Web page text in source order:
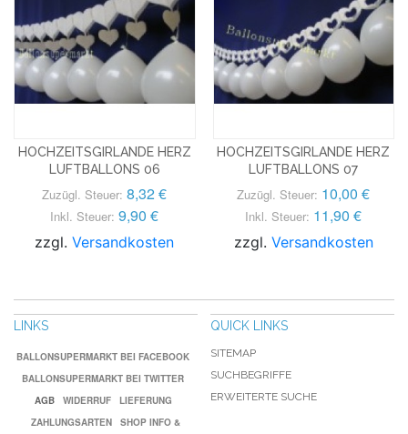
HOCHZEITSGIRLANDE HERZ
LUFTBALLONS 06
Zuzügl. Steuer: 8,32 €
Inkl. Steuer: 9,90 €
zzgl.Versandkosten
HOCHZEITSGIRLANDE HERZ
LUFTBALLONS 07
Zuzügl. Steuer: 10,00 €
Inkl. Steuer: 11,90 €
zzgl. Versandkosten
LINKS
BALLONSUPERMARKT BEI FACEBOOK
BALLONSUPERMARKT BEI TWITTER
AGB
WIDERRUF
LIEFERUNG
ZAHLUNGSARTEN
SHOP INFO &
QUICK LINKS
SITEMAP
SUCHBEGRIFFE
ERWEITERTE SUCHE